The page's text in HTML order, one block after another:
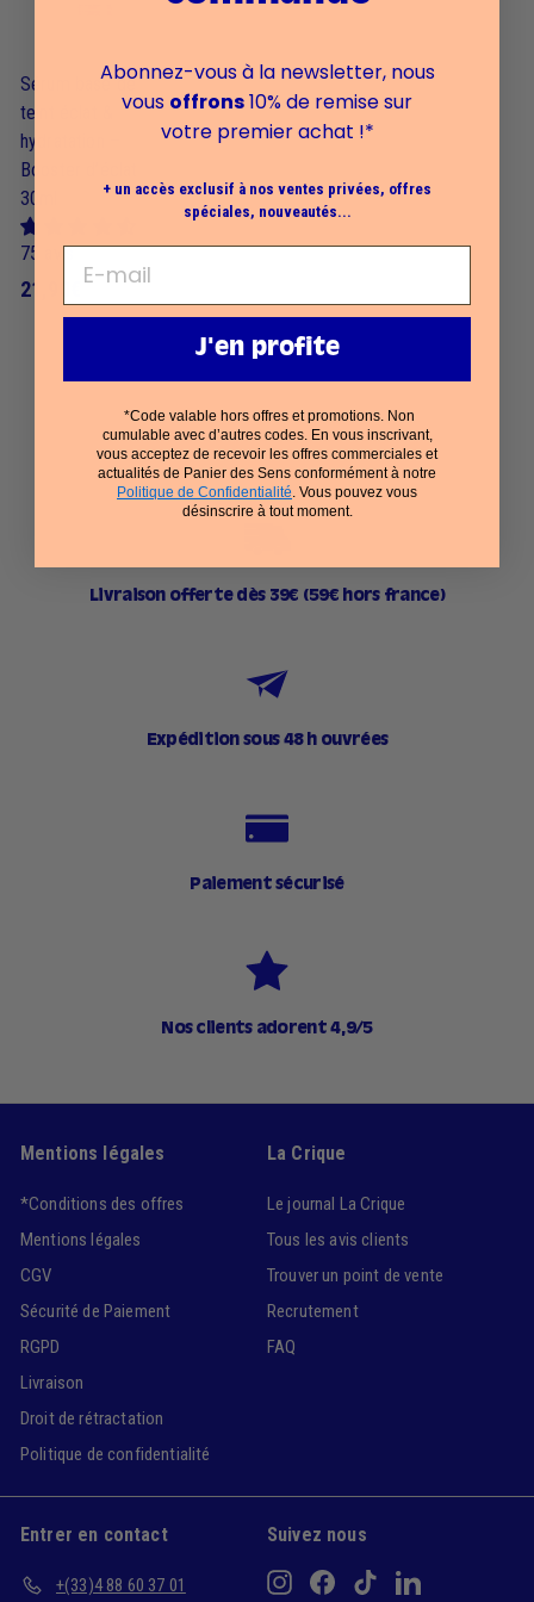
Sérum base de
teint éclat &
hydratation –
Booster d’éclat
30ml
75 avis
21,90€
2
1
9
Livraison offerte dès 39€ (59€ hors france)
Expédition sous 48 h ouvrées
Paiement sécurisé
Nos clients adorent 4,9/5
Mentions légales
*Conditions des offres
Mentions légales
CGV
Sécurité de Paiement
RGPD
Livraison
Droit de rétractation
Politique de confidentialité
La Crique
Le journal La Crique
Tous les avis clients
Trouver un point de vente
Recrutement
FAQ
Entrer en contact
+(33)4 88 60 37 01
Suivez nous
InstagramFacebookTikTokLinkedIn
Abonnez-vous à la newsletter, nous
vous offrons10% de remise sur
votre premier achat !*
+ un accès exclusif à nos ventes privées, offres
spéciales, nouveautés...
J'en profite
*Code valable hors offres et promotions. Non
cumulable avec d’autres codes. En vous inscrivant,
vous acceptez de recevoir les offres commerciales et
actualités de Panier des Sens conformément à notre
Politique de Confidentialité. Vous pouvez vous
désinscrire à tout moment.